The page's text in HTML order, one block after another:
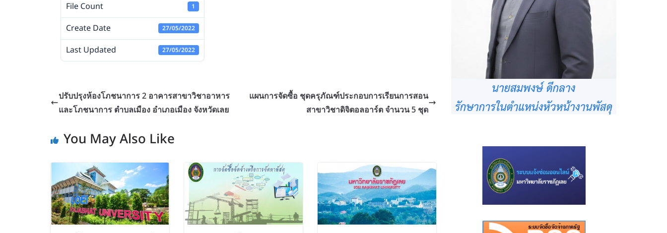
File Count 1
Create Date 27/05/2022
Last Updated 27/05/2022
ปรับปรุงห้องโภชนาการ 2 อาคารสาขาวิชาอาหาร
และโภชนาการ ตำบลเมือง อำเภอเมือง จังหวัดเลย
แผนการจัดซื้อ ชุดครุภัณฑ์ประกอบการเรียนการสอน
สาขาวิชาดิจิตอลอาร์ต จำนวน 5 ชุด
You May Also Like